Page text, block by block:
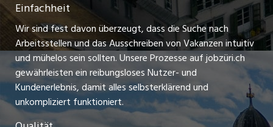
Ferienjobs
Führungspositionen
Arbeitgeber
Jobline
ajourjob.ch
limmattalerzeitung.ch
radio24.ch
toxic.fm
Einfachheit
Wir sind fest davon überzeugt, dass die Suche nach
Arbeitsstellen und das Ausschreiben von Vakanzen intuitiv
und mühelos sein sollten. Unsere Prozesse auf jobzüri.ch
gewährleisten ein reibungsloses Nutzer- und
Kundenerlebnis, damit alles selbsterklärend und
unkompliziert funktioniert.